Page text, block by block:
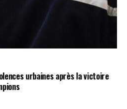
urbaines après la victoire